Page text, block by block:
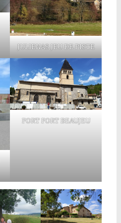
JULIENAS JEU DE PISTE
FORT FORT BEAUJEU